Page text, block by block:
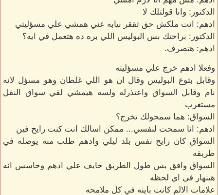
الدكتور: وانا قولتلك لا
ادهم: انت ملكش حق تققر نيابه عني همشي علي مسؤليتي
الدكتور: براحتك بس البوليس اللي بره ده هتعمل في ايه؟
ادهم: هتصرف.
وفعلا ادهم خرج علي مسؤليته
وقابل بتوع البوليس وقال ان هو اللي غلطان وهو مسؤل لانه
نام وقابل السواق واعتذرله ولسه هيمشي لقي سواق النقل
مستغرب
السواق: هما سمحولك تخرج؟
ادهم: انا سمحت لنفسي... ممكن اسالك انت كنت رايح فين
السواق كان رايح نفس بلد ليلي وادهم طلب منه يوصله في
طريقه
السواق وافق بس طول الطريق خايف علي ادهم وحاسس انه
هينهار في اي لحظه
علامات الالم كانت باينه في كل ملامحه